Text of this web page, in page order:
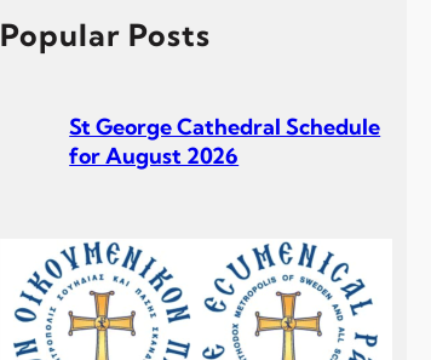
h
Popular Posts
St George Cathedral Schedule
for August 2026
St George Cathedral Schedule
for July 2026